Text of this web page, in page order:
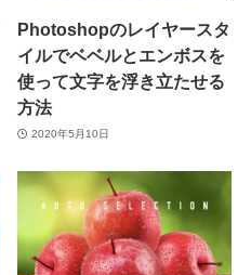
Photoshopのレイヤースタ
イルでベベルとエンボスを
使って文字を浮き立たせる
方法
2020年5月10日